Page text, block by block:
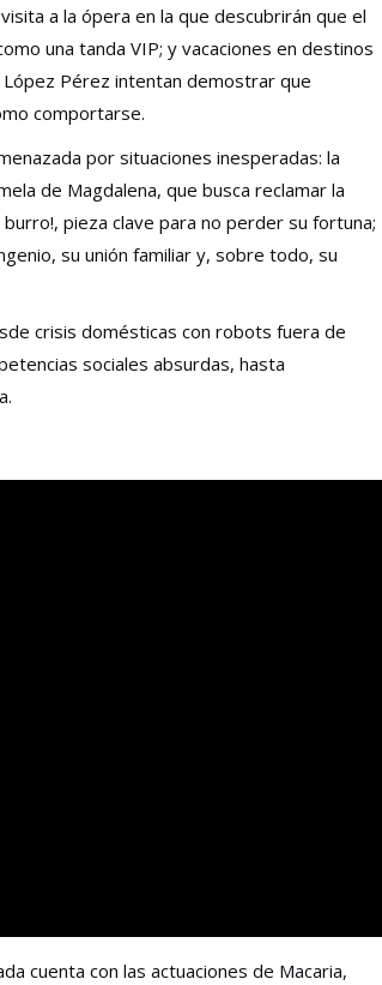
a la ópera en la que descubrirán que el
una tanda VIP; y vacaciones en destinos
Pérez intentan demostrar que
comportarse.
por situaciones inesperadas: la
de Magdalena, que busca reclamar la
pieza clave para no perder su fortuna;
su unión familiar y, sobre todo, su
crisis domésticas con robots fuera de
sociales absurdas, hasta
cuenta con las actuaciones de Macaria,